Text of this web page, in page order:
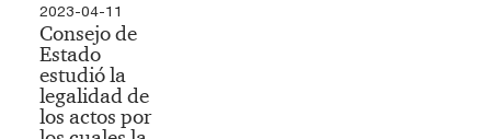
2023-04-11
Consejo de
Estado
estudió la
legalidad de
los actos por